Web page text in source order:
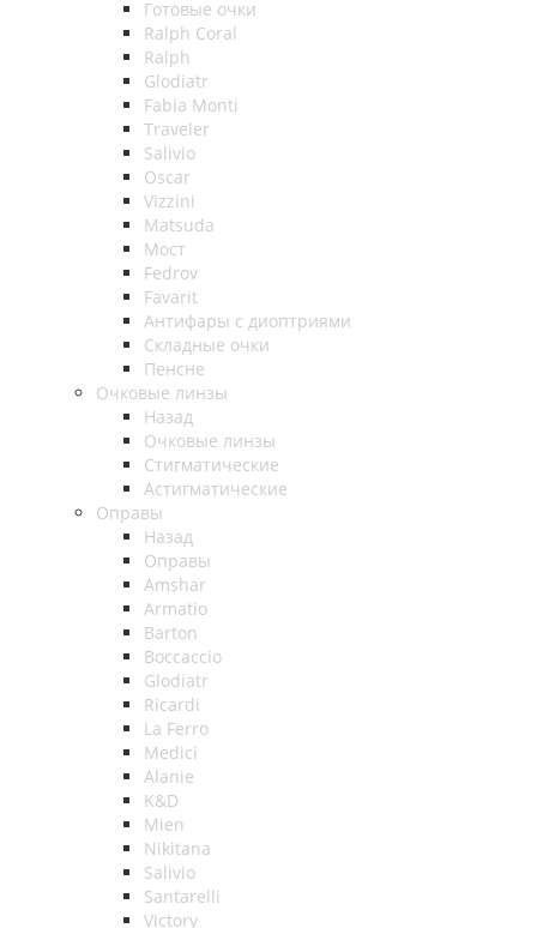
Готовые очки
Ralph Coral
Ralph
Glodiatr
Fabia Monti
Traveler
Salivio
Oscar
Vizzini
Matsuda
Мост
Fedrov
Favarit
Антифары с диоптриями
Складные очки
Пенсне
Очковые линзы
Назад
Очковые линзы
Стигматические
Астигматические
Оправы
Назад
Оправы
Amshar
Armatio
Barton
Boccaccio
Glodiatr
Ricardi
La Ferro
Medici
Alanie
K&D
Mien
Nikitana
Salivio
Santarelli
Victory